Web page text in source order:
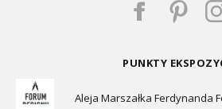
PUNKTY
Aleja Marszałka Ferdynanda